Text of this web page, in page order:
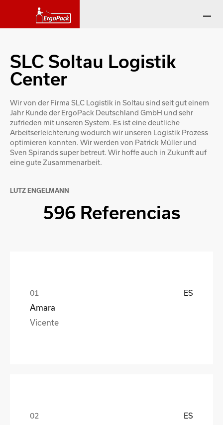
SLC Soltau Logistik
Center
Wir von der Firma SLC Logistik in Soltau sind seit gut einem
Jahr Kunde der ErgoPack Deutschland GmbH und sehr
zufrieden mit unseren System. Es ist eine deutliche
Arbeitserleichterung wodurch wir unseren Logistik Prozess
optimieren konnten. Wir werden von Patrick Müller und
Sven Spirands super betreut. Wir hoffe auch in Zukunft auf
eine gute Zusammenarbeit.
LUTZ ENGELMANN
596 Referencias
ES
Amara
Vicente
ES